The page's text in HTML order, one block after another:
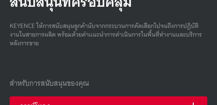
KEYENCE ให้การสนับสนุนลูกค้านับจากกระบวนการคัดเลือกไปจนถึงการปฏิบัติ
งานในสายการผลิต พร้อมด้วยคําแนะนําการดําเนินการในพื้นที่ทํางานและบริการ
หลังการขาย
สำหรับการสนับสนุนของคุณ